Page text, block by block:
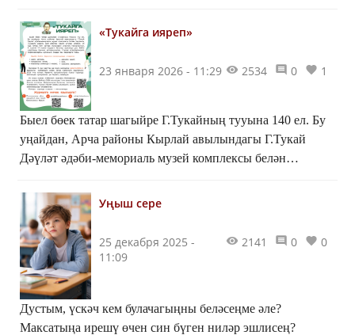
«Тукайга ияреп»
23 января 2026 - 11:29 2534 0 1
Быел бөек татар шагыйре Г.Тукайның тууына 140 ел. Бу
уңайдан, Арча районы Кырлай авылындагы Г.Тукай
Дәүләт әдәби-мемориаль музей комплексы белән
итәбез. Ул яшь юмор һәм сатира осталарын ачыклау,
Г.Тукайны сатира остасы буларак ачу максатыннан, 8
яшьтән алып 13 яшькә кадәрге балалар арасында
уздырыла.
Уңыш сере
25 декабря 2025 -
11:09
2141 0 0
Дустым, үскәч кем булачагыңны беләсеңме әле?
Максатыңа ирешү өчен син бүген ниләр эшлисең?